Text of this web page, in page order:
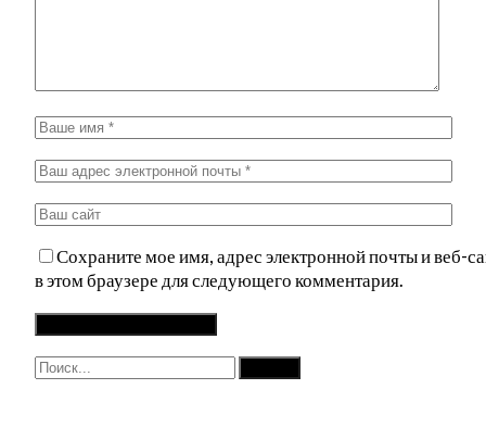
Сохраните мое имя, адрес электронной почты и веб-
в этом браузере для следующего комментария.